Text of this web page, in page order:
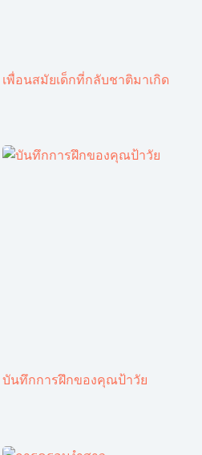
เพื่อนสมัยเด็กที่กลับชาติมาเกิด
บันทึกการฝึกของคุณป้าวัย